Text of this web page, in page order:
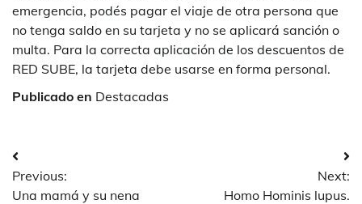
emergencia, podés pagar el viaje de otra persona que
no tenga saldo en su tarjeta y no se aplicará sanción o
multa. Para la correcta aplicación de los descuentos de
RED SUBE, la tarjeta debe usarse en forma personal.
Publicado en Destacadas
Navegación
de
Previous:
Una mamá y su nena
Next:
Homo Hominis lupus.